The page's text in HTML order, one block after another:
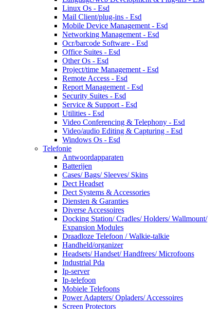
Linux Os - Esd
Mail Client/plug-ins - Esd
Mobile Device Management - Esd
Networking Management - Esd
Ocr/barcode Software - Esd
Office Suites - Esd
Other Os - Esd
Project/time Management - Esd
Remote Access - Esd
Report Management - Esd
Security Suites - Esd
Service & Support - Esd
Utilities - Esd
Video Conferencing & Telephony - Esd
Video/audio Editing & Capturing - Esd
Windows Os - Esd
Telefonie
Antwoordapparaten
Batterijen
Cases/ Bags/ Sleeves/ Skins
Dect Headset
Dect Systems & Accessories
Diensten & Garanties
Diverse Accessoires
Docking Station/ Cradles/ Holders/ Wallmount/
Expansion Modules
Draadloze Telefoon / Walkie-talkie
Handheld/organizer
Headsets/ Handset/ Handfrees/ Microfoons
Industrial Pda
Ip-server
Ip-telefoon
Mobiele Telefoons
Power Adapters/ Opladers/ Accessoires
Screen Protectors